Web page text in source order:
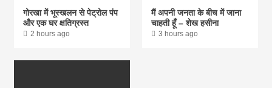
गोरखा में भूस्खलन से पेट्रोल पंप
और एक घर क्षतिग्रस्त
2 hours ago
मैं अपनी जनता के बीच में जाना
चाहती हूँ – शेख हसीना
3 hours ago